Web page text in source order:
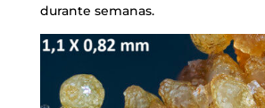
durante semanas.